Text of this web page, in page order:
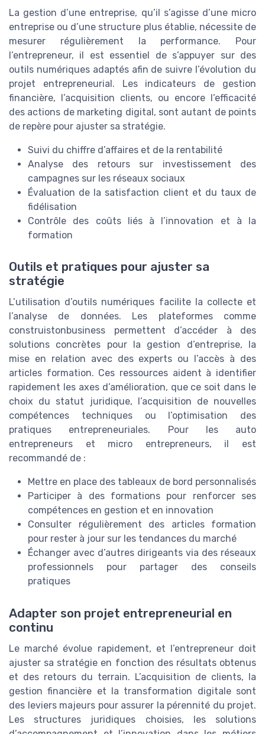
La gestion d’une entreprise, qu’il s’agisse d’une micro
entreprise ou d’une structure plus établie, nécessite de
mesurer régulièrement la performance. Pour
l’entrepreneur, il est essentiel de s’appuyer sur des
outils numériques adaptés afin de suivre l’évolution du
projet entrepreneurial. Les indicateurs de gestion
financière, l’acquisition clients, ou encore l’efficacité
des actions de marketing digital, sont autant de points
de repère pour ajuster sa stratégie.
Suivi du chiffre d’affaires et de la rentabilité
Analyse des retours sur investissement des
campagnes sur les réseaux sociaux
Évaluation de la satisfaction client et du taux de
fidélisation
Contrôle des coûts liés à l’innovation et à la
formation
Outils et pratiques pour ajuster sa
stratégie
L’utilisation d’outils numériques facilite la collecte et
l’analyse de données. Les plateformes comme
construistonbusiness permettent d’accéder à des
solutions concrètes pour la gestion d’entreprise, la
mise en relation avec des experts ou l’accès à des
articles formation. Ces ressources aident à identifier
rapidement les axes d’amélioration, que ce soit dans le
choix du statut juridique, l’acquisition de nouvelles
compétences techniques ou l’optimisation des
pratiques entrepreneuriales. Pour les auto
entrepreneurs et micro entrepreneurs, il est
recommandé de :
Mettre en place des tableaux de bord personnalisés
Participer à des formations pour renforcer ses
compétences en gestion et en innovation
Consulter régulièrement des articles formation
pour rester à jour sur les tendances du marché
Échanger avec d’autres dirigeants via des réseaux
professionnels pour partager des conseils
pratiques
Adapter son projet entrepreneurial en
continu
Le marché évolue rapidement, et l’entrepreneur doit
ajuster sa stratégie en fonction des résultats obtenus
et des retours du terrain. L’acquisition de clients, la
gestion financière et la transformation digitale sont
des leviers majeurs pour assurer la pérennité du projet.
Les structures juridiques choisies, les solutions